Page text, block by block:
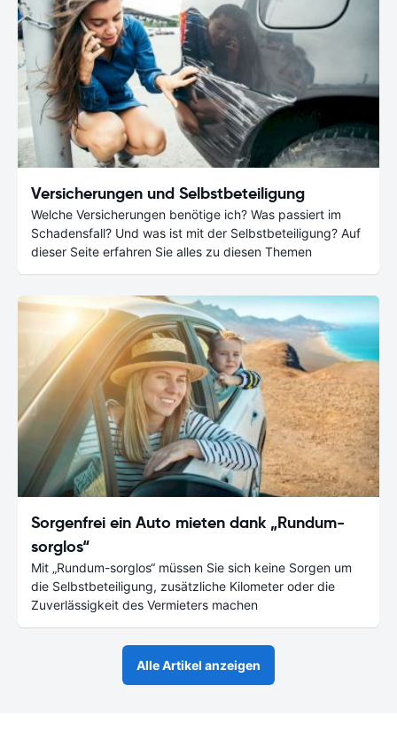
Versicherungen und Selbstbeteiligung
Welche Versicherungen benötige ich? Was passiert im
Schadensfall? Und was ist mit der Selbstbeteiligung? Auf
dieser Seite erfahren Sie alles zu diesen Themen
Sorgenfrei ein Auto mieten dank „Rundum-
sorglos“
Mit „Rundum-sorglos“ müssen Sie sich keine Sorgen um
die Selbstbeteiligung, zusätzliche Kilometer oder die
Zuverlässigkeit des Vermieters machen
Alle Artikel anzeigen